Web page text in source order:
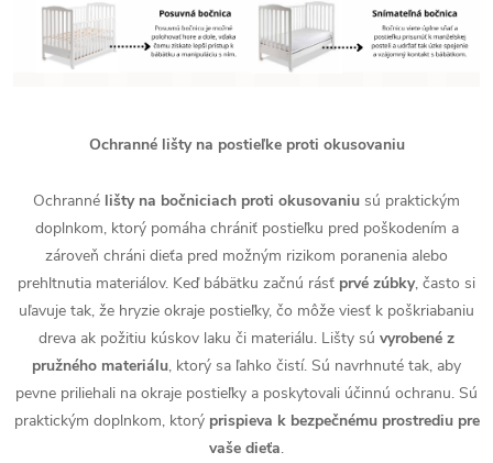
Ochranné lišty na postieľke proti okusovaniu
Ochranné lišty na bočniciach proti okusovaniu sú praktickým
doplnkom, ktorý pomáha chrániť postieľku pred poškodením a
zároveň chráni dieťa pred možným rizikom poranenia alebo
prehltnutia materiálov. Keď bábätku začnú rásť prvé zúbky, často si
uľavuje tak, že hryzie okraje postieľky, čo môže viesť k poškriabaniu
dreva ak požitiu kúskov laku či materiálu. Lišty sú vyrobené z
pružného materiálu, ktorý sa ľahko čistí. Sú navrhnuté tak, aby
pevne priliehali na okraje postieľky a poskytovali účinnú ochranu. Sú
praktickým doplnkom, ktorý prispieva k bezpečnému prostrediu pre
vaše dieťa.